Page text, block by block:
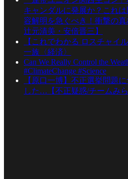
キャンダルに発展か？これ
容解明を急ぐべき！衝撃の
辻元清美・安倍晋三】
【これでわかる ロスチャイ
一族〈経済〉
Can We Really Control the
#ClimateChange #Science
【原口一博】不正選挙問題
した…【不正疑惑/チームみら